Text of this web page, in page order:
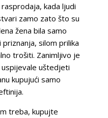
kada ljudi
zamo zato što su
žena bila samo
silom prilika
trošiti. Zanimljivo je
uštedjeti
kupujući samo
treba, kupujte